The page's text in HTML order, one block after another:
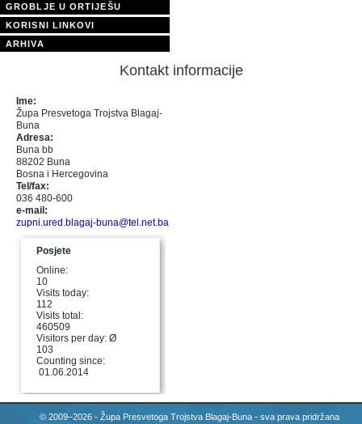
GROBLJE U ORTIJEŠU
KORISNI LINKOVI
ARHIVA
Kontakt informacije
Ime:
Župa Presvetoga Trojstva Blagaj-
Buna
Adresa:
Buna bb
88202 Buna
Bosna i Hercegovina
Tel/fax:
036 480-600
e-mail:
zupni.ured.blagaj-buna@tel.net.ba
Posjete
Online:
10
Visits today:
112
Visits total:
460509
Visitors per day: Ø
103
Counting since:
01.06.2014
© 2009–2026 - Župa Presvetoga Trojstva Blagaj-Buna - sva prava pridržana